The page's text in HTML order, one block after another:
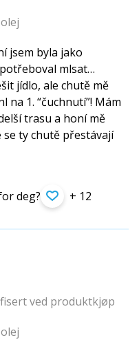
jsem byla jako
mlsat…
jídlo, ale chutě mě
na 1. “čuchnutí”! Mám
trasu a honí mě
se ty chutě přestávají
deg? + 12
ved produktkjøp